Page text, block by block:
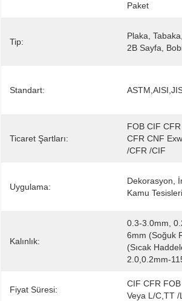
Paket
Tip:
Plaka,
2B Sayfa,
Standart:
Ticaret Şartları:
FOB CIF
CFR CNF
/CFR /CIF
Uygulama:
Dekorasyon,
Kamu Tesisleri
Kalınlık:
0.3-3.0mm,
6mm (soğuk
(sıcak
2.0,0.2mm-
Fiyat Süresi:
CIF CFR
Veya L/C,TT /